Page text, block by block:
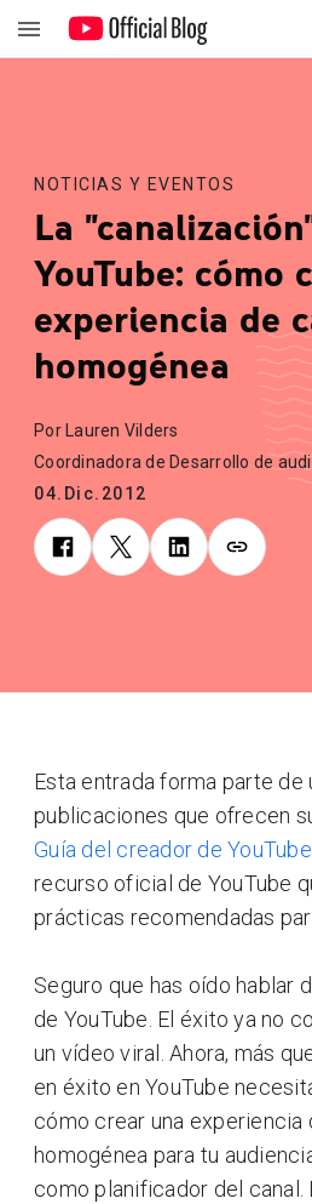
NOTICIAS Y EVENTOS
La
YouTube: cómo
experiencia de
homogénea
Por Lauren Vilders
Coordinadora de Desarrollo de
04.Dic.2012
Esta entrada forma parte de
publicaciones que ofrecen
Guía del creador de YouTube
recurso oficial de YouTube
prácticas recomendadas
Seguro que has oído hablar
de YouTube. El éxito ya no
un vídeo viral. Ahora, más
en éxito en YouTube
cómo crear una experiencia
homogénea para tu
como planificador del canal.